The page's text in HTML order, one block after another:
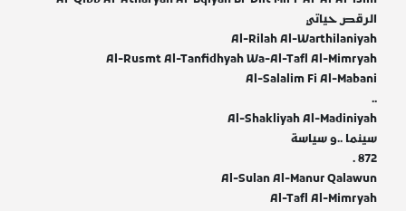
الرقص حياتي
Al-Rilah Al-Warthilaniyah
Al-Rusmt Al-Tanfidhyah Wa-Al-Tafl Al-Mimryah
Al-Salalim Fi Al-Mabani
..
Al-Shakliyah Al-Madiniyah
سينما ..و سياسة
872 .
Al-Sulan Al-Manur Qalawun
Al-Tafl Al-Mimryah